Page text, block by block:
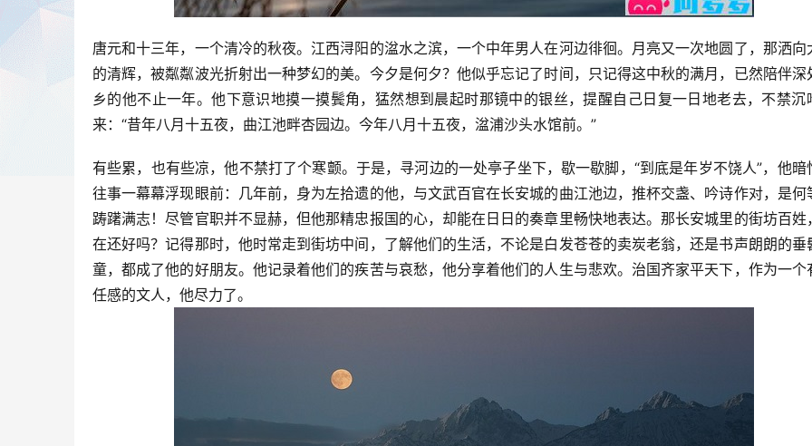
唐元和十三年，一个清冷的秋夜。江西浔阳的湓水之滨，一个中年男人在河边徘徊。月亮又一次地圆了，那洒向
的清辉，被粼粼波光折射出一种梦幻的美。今夕是何夕？他似乎忘记了时间，只记得这中秋的满月，已然陪伴深
乡的他不止一年。他下意识地摸一摸鬓角，猛然想到晨起时那镜中的银丝，提醒自己日复一日地老去，不禁沉
来：“昔年八月十五夜，曲江池畔杏园边。今年八月十五夜，湓浦沙头水馆前。”
有些累，也有些凉，他不禁打了个寒颤。于是，寻河边的一处亭子坐下，歇一歇脚，“到底是年岁不饶人”，他暗
往事一幕幕浮现眼前：几年前，身为左拾遗的他，与文武百官在长安城的曲江池边，推杯交盏、吟诗作对，是何
踌躇满志！尽管官职并不显赫，但他那精忠报国的心，却能在日日的奏章里畅快地表达。那长安城里的街坊百姓
在还好吗？记得那时，他时常走到街坊中间，了解他们的生活，不论是白发苍苍的卖炭老翁，还是书声朗朗的垂
童，都成了他的好朋友。他记录着他们的疾苦与哀愁，他分享着他们的人生与悲欢。治国齐家平天下，作为一个
任感的文人，他尽力了。